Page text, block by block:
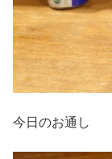
今日のお通し